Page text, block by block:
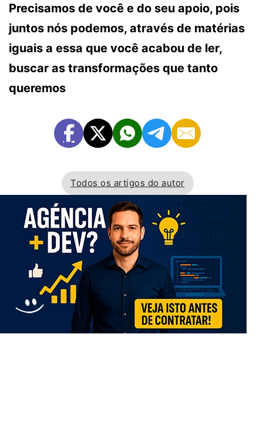
Precisamos de você e do seu apoio, pois
juntos nós podemos, através de matérias
iguais a essa que você acabou de ler,
buscar as transformações que tanto
queremos
Todos os artigos do autor